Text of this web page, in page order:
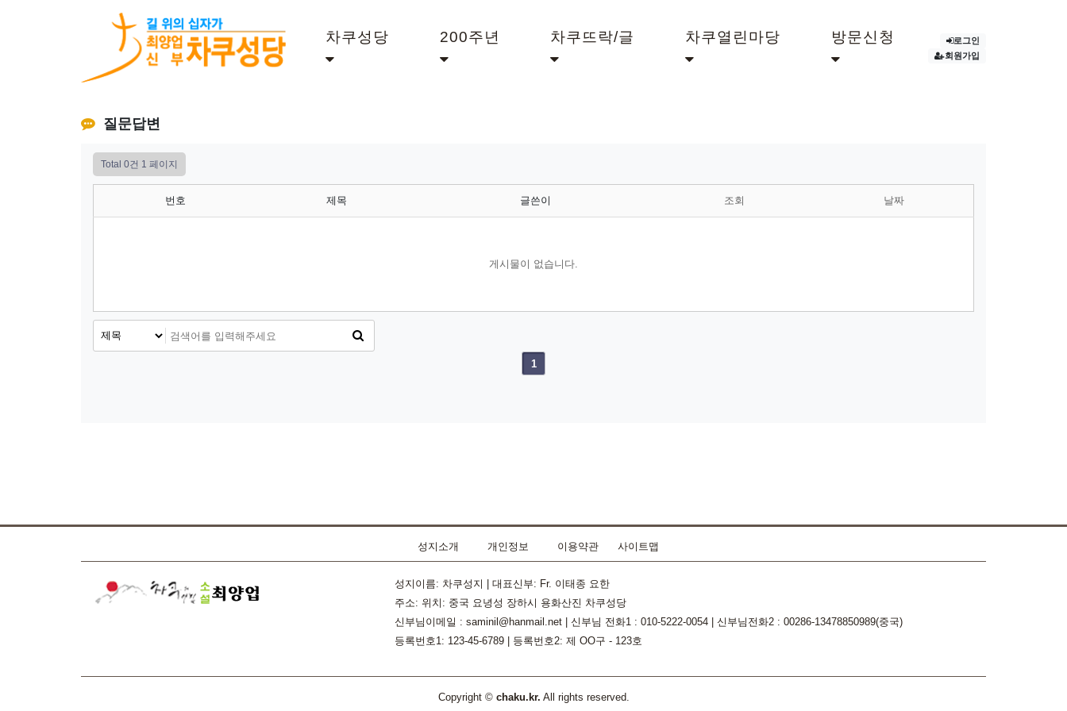
차쿠성당 200주년 차쿠뜨락/글 차쿠열린마당 방문신청
로그인
회원가입
질문답변
Total 0건 1 페이지
번호 제목 글쓴이 조회 날짜
게시물이 없습니다.
1
성지소개 개인정보 이용약관 사이트맵
성지이름: 차쿠성지 | 대표신부: Fr. 이태종 요한
주소: 위치: 중국 요녕성 장하시 용화산진 차쿠성당
신부님이메일 : saminil@hanmail.net
신부님 전화1 : 010-5222-0054
신부님전화2 : 00286-13478850989(중국)
등록번호1: 123-45-6789 | 등록번호2: 제 OO구 - 123호
Copyright © chaku.kr. All rights reserved.